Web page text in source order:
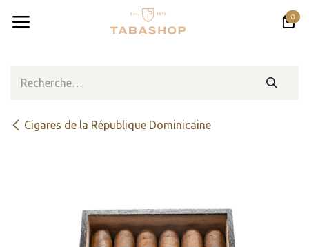
0
Cigares de la République Dominicaine